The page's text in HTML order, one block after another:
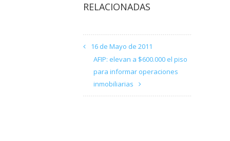
RELACIONADAS
16 de Mayo de 2011
AFIP: elevan a $600.000 el piso
para informar operaciones
inmobiliarias